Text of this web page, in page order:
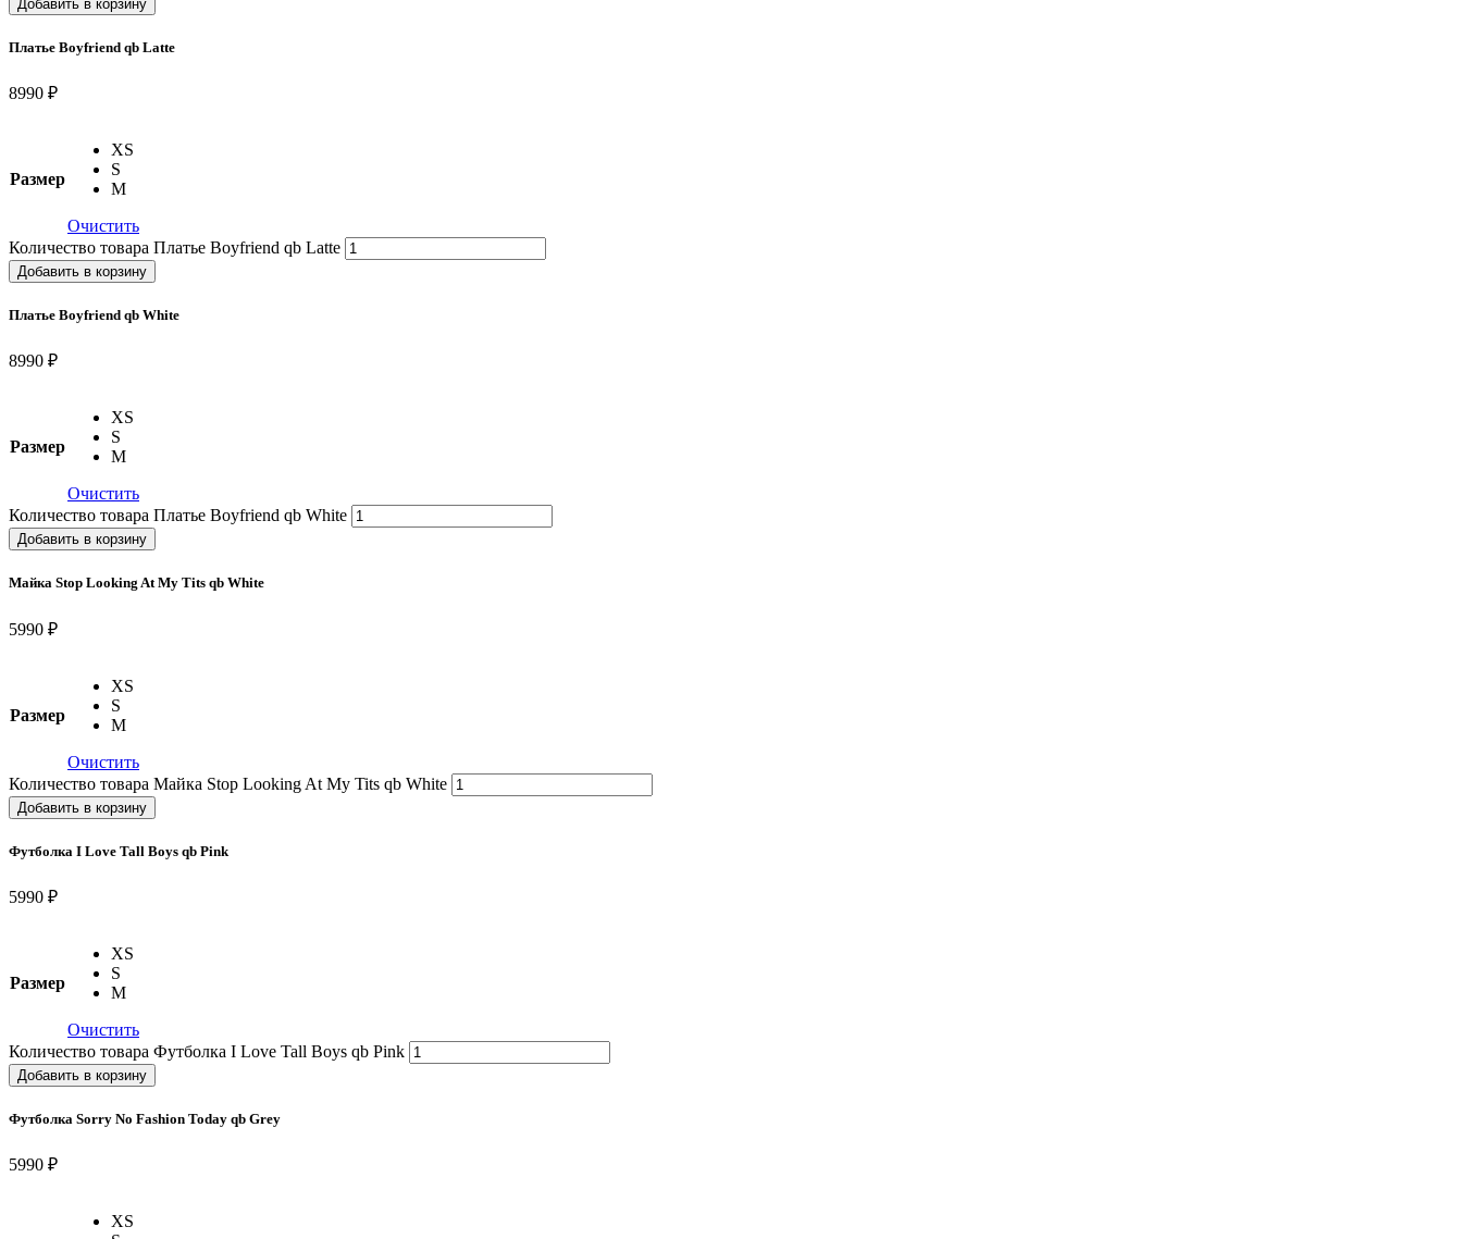
Добавить в корзину
Платье Boyfriend qb Latte
8990 ₽
Размер
XS
S
M
Очистить
Количество товара Платье Boyfriend qb Latte
Добавить в корзину
Платье Boyfriend qb White
8990 ₽
Размер
XS
S
M
Очистить
Количество товара Платье Boyfriend qb White
Добавить в корзину
Майка Stop Looking At My Tits qb White
5990 ₽
Размер
XS
S
M
Очистить
Количество товара Майка Stop Looking At My Tits qb White
Добавить в корзину
Футболка I Love Tall Boys qb Pink
5990 ₽
Размер
XS
S
M
Очистить
Количество товара Футболка I Love Tall Boys qb Pink
Добавить в корзину
Футболка Sorry No Fashion Today qb Grey
5990 ₽
XS